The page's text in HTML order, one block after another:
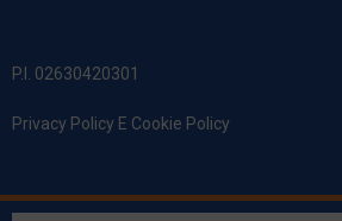
P.I. 02630420301
Privacy Policy E Cookie Policy